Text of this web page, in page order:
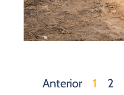
Anterior 1 2